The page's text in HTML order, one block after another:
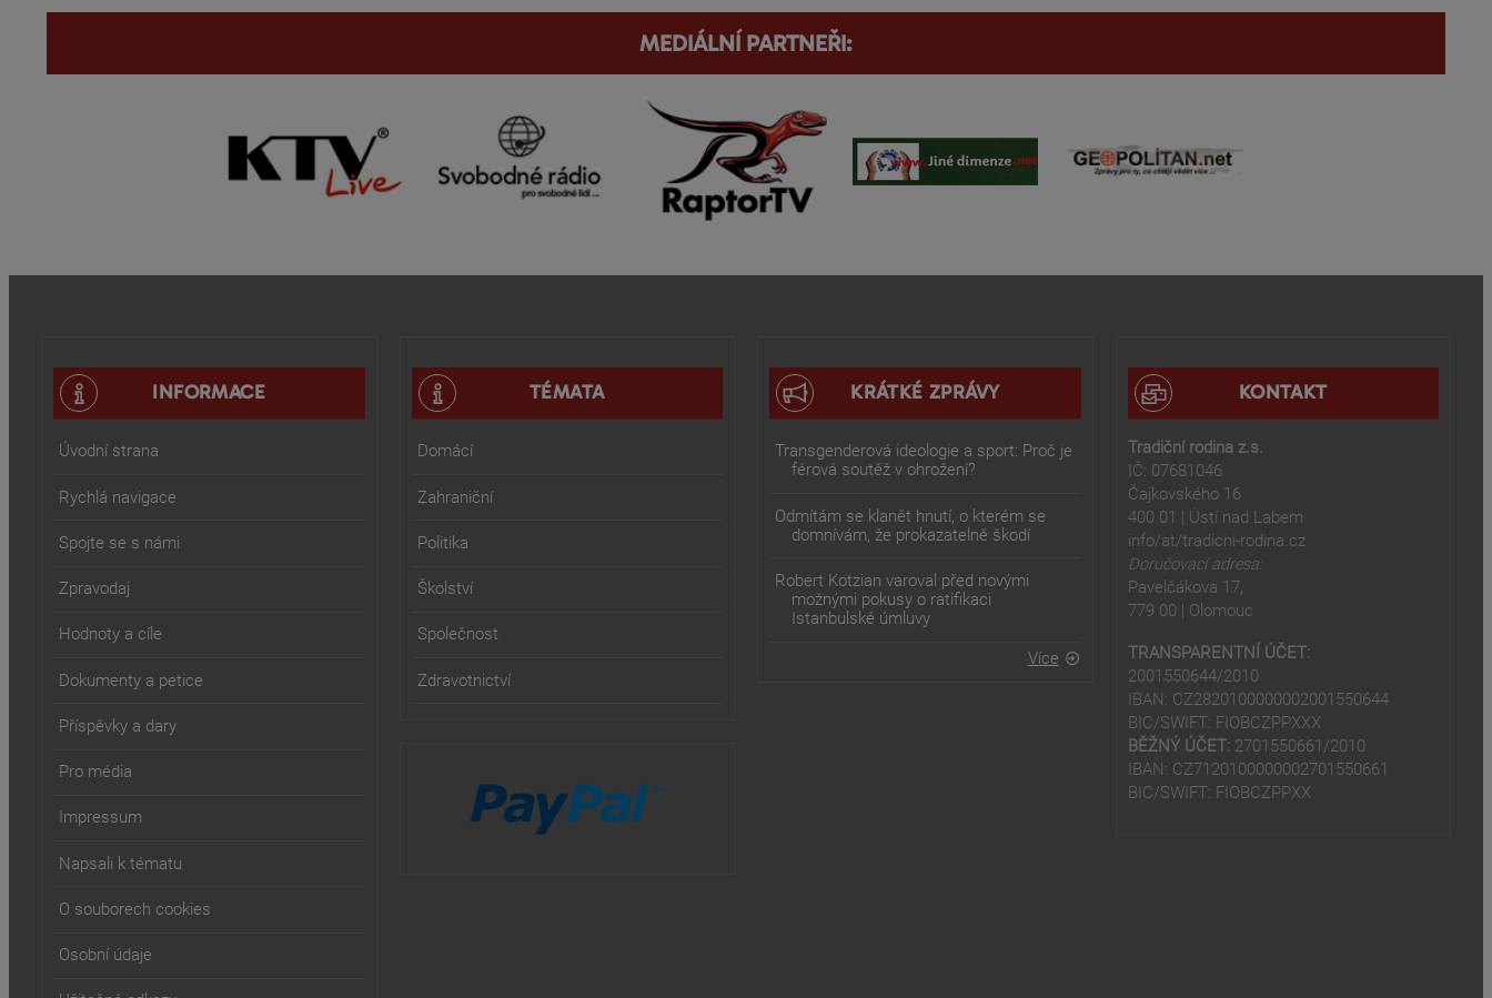
MEDIÁLNÍ PARTNEŘI:
INFORMACE
Úvodní strana
Rychlá navigace
Spojte se s námi
Zpravodaj
Hodnoty a cíle
Dokumenty a petice
Příspěvky a dary
Pro média
Impressum
Napsali k tématu
O souborech cookies
Osobní údaje
TÉMATA
Domácí
Zahraniční
Politika
Školství
Společnost
Zdravotnictví
KRÁTKÉ ZPRÁVY
Transgenderová ideologie a sport: Proč je
férová soutěž v ohrožení?
Odmítám se klanět hnutí, o kterém se
domnívám, že prokazatelně škodí
Robert Kotzian varoval před novými
možnými pokusy o ratifikaci
Istanbulské úmluvy
Více
KONTAKT
Tradiční rodina z.s.
IČ: 07681046
Čajkovského 16
400 01 | Ústí nad Labem
info/at/tradicni-rodina.cz
Doručovací adresa:
Pavelčákova 17,
779 00 | Olomouc
TRANSPARENTNÍ ÚČET:
2001550644/2010
IBAN: CZ2820100000002001550644
BIC/SWIFT: FIOBCZPPXXX
BĚŽNÝ ÚČET:2701550661/2010
IBAN: CZ7120100000002701550661
BIC/SWIFT: FIOBCZPPXX